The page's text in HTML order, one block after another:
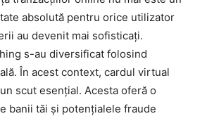
absolută pentru orice utilizator
au devenit mai sofisticați.
s-au diversificat folosind
În acest context, cardul virtual
scut esențial. Acesta oferă o
banii tăi și potențialele fraude